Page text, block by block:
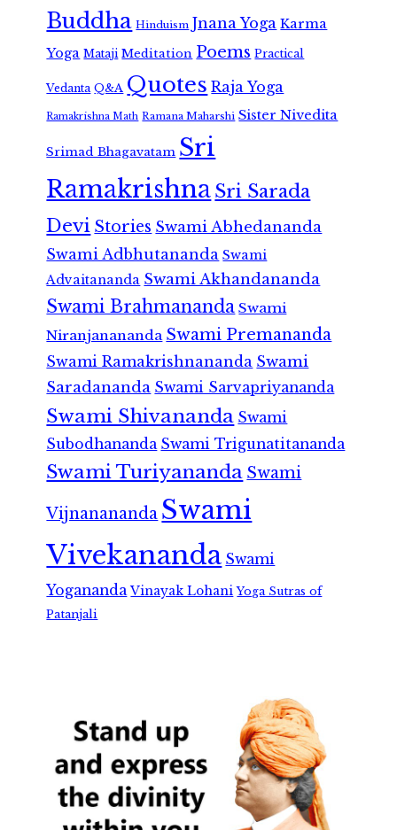
Buddha Hinduism Jnana Yoga Karma
Yoga Mataji Meditation Poems Practical
Vedanta Q&A Quotes Raja Yoga
Ramakrishna Math Ramana Maharshi Sister Nivedita
Srimad Bhagavatam Sri
RamakrishnaSri Sarada
Devi Stories Swami Abhedananda
Swami Adbhutananda Swami
Advaitananda Swami Akhandananda
Swami Brahmananda Swami
Niranjanananda Swami Premananda
Swami Ramakrishnananda Swami
Saradananda Swami Sarvapriyananda
Swami Shivananda Swami
Subodhananda Swami Trigunatitananda
Swami Turiyananda Swami
Vijnanananda Swami
Vivekananda Swami
Yogananda Vinayak Lohani Yoga Sutras of
Patanjali